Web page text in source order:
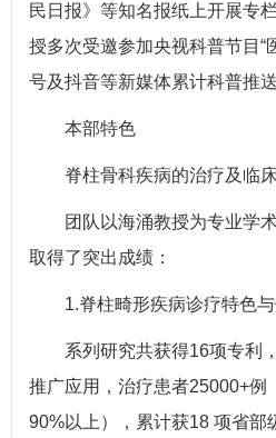
民日报》等知名报纸上开展专
授多次受邀参加央视科普节目“
号及抖音等新媒体累计科普推
本部特色
脊柱骨科疾病的治疗及临
团队以海涌教授为专业学术
取得了突出成绩：
1.脊柱畸形疾病诊疗特色与
系列研究共获得16项专利，
推广应用，治疗患者25000+例
90%以上），累计获18 项省部